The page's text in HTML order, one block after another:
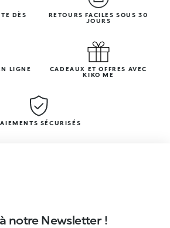
DÈS
RETOURS FACILES SOUS 30
JOURS
LIGNE
CADEAUX ET OFFRES AVEC
KIKO ME
SÉCURISÉS
notre Newsletter !